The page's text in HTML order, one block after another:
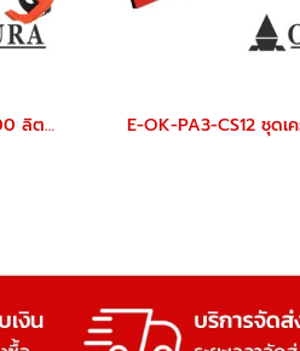
E-OK-DL1T โซ่ยกถังน้ำมัน 200 ลิตร กำลังยกขนาด 1 ตัน / 1 ชิ้น "OKURA"